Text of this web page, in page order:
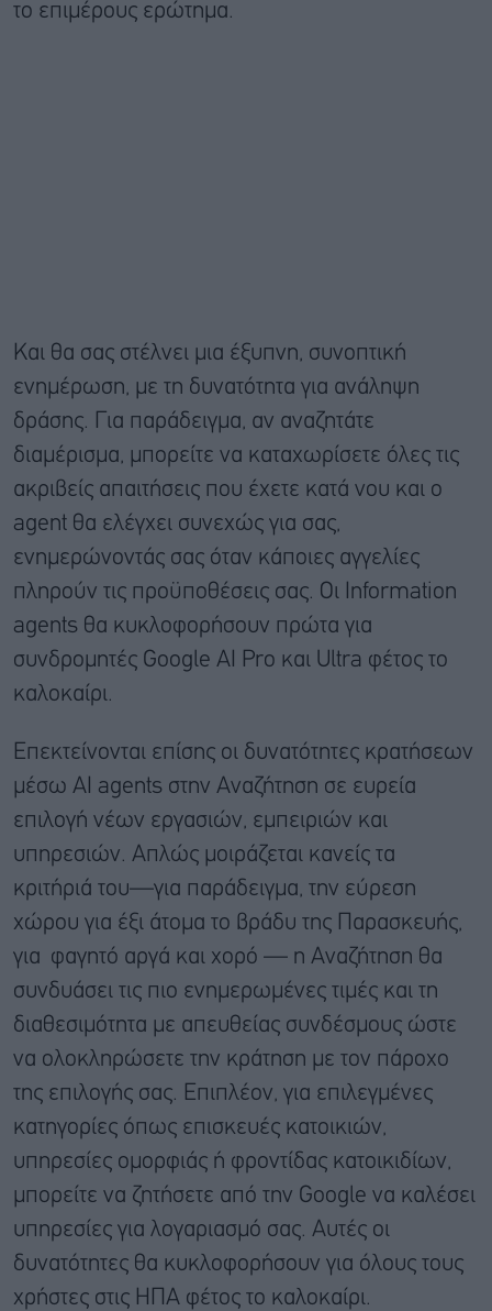
το επιμέρους ερώτημα.
Kαι θα σας στέλνει μια έξυπνη, συνοπτική
ενημέρωση, με τη δυνατότητα για ανάληψη
δράσης. Για παράδειγμα, αν αναζητάτε
διαμέρισμα, μπορείτε να καταχωρίσετε όλες τις
ακριβείς απαιτήσεις που έχετε κατά νου και ο
agent θα ελέγχει συνεχώς για σας,
ενημερώνοντάς σας όταν κάποιες αγγελίες
πληρούν τις προϋποθέσεις σας. Οι Information
agents θα κυκλοφορήσουν πρώτα για
συνδρομητές Google AI Pro και Ultra φέτος το
καλοκαίρι.
Επεκτείνονται επίσης οι δυνατότητες κρατήσεων
μέσω ΑΙ agents στην Αναζήτηση σε ευρεία
επιλογή νέων εργασιών, εμπειριών και
υπηρεσιών. Απλώς μοιράζεται κανείς τα
κριτήριά του—για παράδειγμα, την εύρεση
χώρου για έξι άτομα το βράδυ της Παρασκευής,
για φαγητό αργά και χορό — η Αναζήτηση θα
συνδυάσει τις πιο ενημερωμένες τιμές και τη
διαθεσιμότητα με απευθείας συνδέσμους ώστε
να ολοκληρώσετε την κράτηση με τον πάροχο
της επιλογής σας. Επιπλέον, για επιλεγμένες
κατηγορίες όπως επισκευές κατοικιών,
υπηρεσίες ομορφιάς ή φροντίδας κατοικιδίων,
μπορείτε να ζητήσετε από την Google να καλέσει
υπηρεσίες για λογαριασμό σας. Αυτές οι
δυνατότητες θα κυκλοφορήσουν για όλους τους
χρήστες στις ΗΠΑ φέτος το καλοκαίρι.